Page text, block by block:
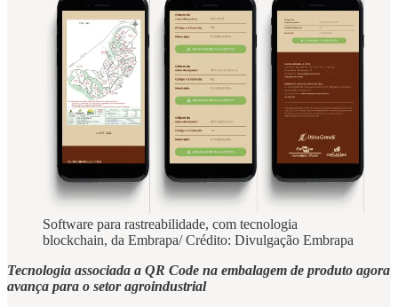
Software para rastreabilidade, com tecnologia
blockchain, da Embrapa/ Crédito: Divulgação Embrapa
Tecnologia associada a QR Code na embalagem de produto agora
avança para o setor agroindustrial